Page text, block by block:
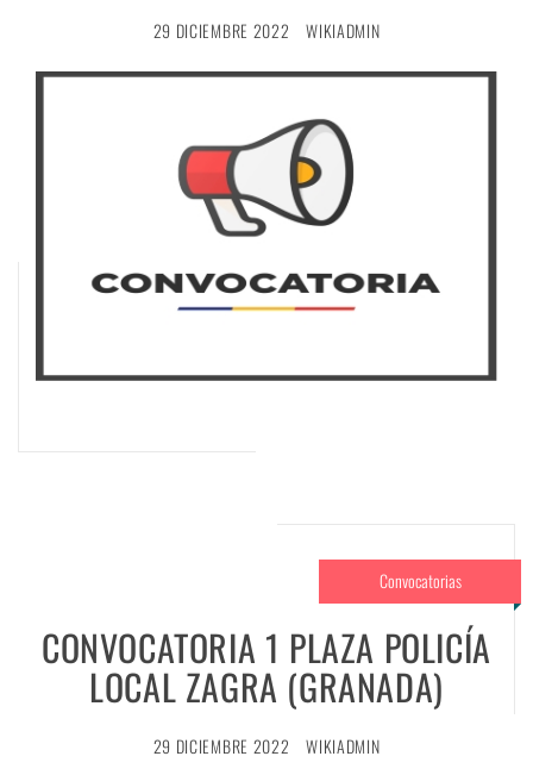
29 DICIEMBRE 2022 WIKIADMIN
Convocatorias
CONVOCATORIA 1 PLAZA POLICÍA
LOCAL ZAGRA (GRANADA)
29 DICIEMBRE 2022 WIKIADMIN